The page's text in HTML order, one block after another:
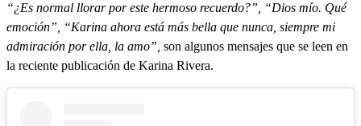
“¿Es normal llorar por este hermoso recuerdo?”, “Dios mío. Qué
emoción”, “Karina ahora está más bella que nunca, siempre mi
admiración por ella, la amo”, son algunos mensajes que se leen en
la reciente publicación de Karina Rivera.